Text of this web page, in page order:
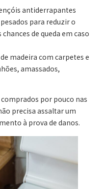
antiderrapantes
para reduzir o
de queda em caso
madeira com carpetes e
amassados,
por pouco nas
precisa assaltar um
à prova de danos.